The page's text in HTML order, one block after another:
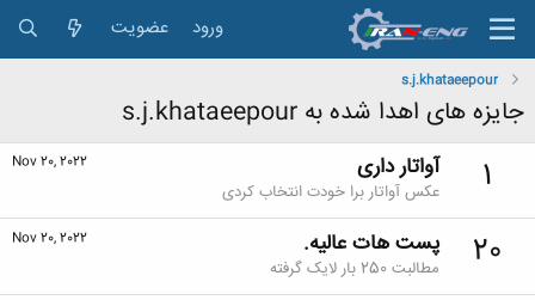
ورود عضویت
s.j.khataeepour
جایزه های اهدا شده به s.j.khataeepour
1
Nov 20, 2022 آواتار داری
عکس آواتار برا خودت انتخاب کردی
20
Nov 20, 2022 پست هات عالیه.
مطالبت 250 بار لایک گرفته